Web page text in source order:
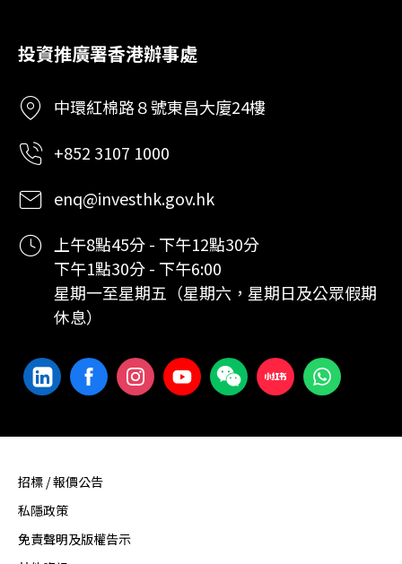
投資推廣署香港辦事處
中環紅棉路８號東昌大廈24樓
+852 3107 1000
enq@investhk.gov.hk
上午8點45分 - 下午12點30分
下午1點30分 - 下午6:00
星期一至星期五（星期六，星期日及公眾假期
休息）
招標 / 報價公告
私隱政策
免責聲明及版權告示